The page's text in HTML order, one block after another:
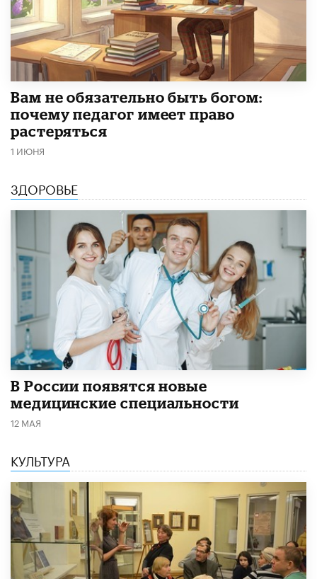
​Вам не обязательно быть богом:
почему педагог имеет право
растеряться
1 ИЮНЯ
ЗДОРОВЬЕ
В России появятся новые
медицинские специальности
12 МАЯ
КУЛЬТУРА